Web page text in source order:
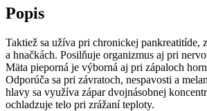
Popis
Taktiež sa užíva pri chronickej pankreatitíde,
a hnačkách. Posilňuje organizmus aj pri
Mäta pieporná je výborná aj pri zápaloch
Odporúča sa pri závratoch, nespavosti a
hlavy sa využíva zápar dvojnásobnej
ochladzuje telo pri zrážaní teploty.